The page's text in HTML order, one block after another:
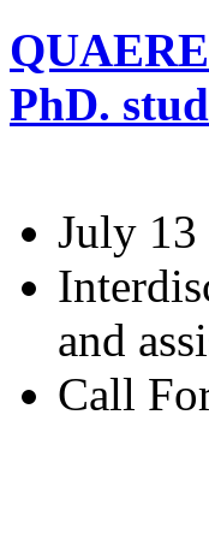
PhD.
July 13
and
Call